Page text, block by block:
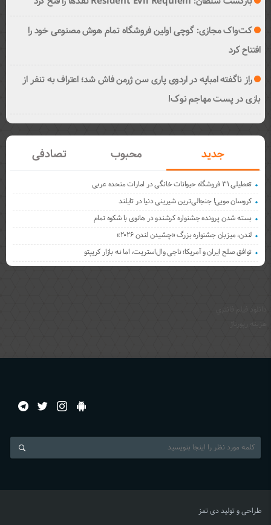
کت‌واک مجازی: گوچی اولین فروشگاه تمام هوش مصنوعی خود را
افتتاح کرد
راز ناگفته امباپه در اردوی پاری سن ژرمن فاش شد؛ اعتراف به تنفر از
بازی در پست مهاجم نوک!
جدید محبوب تصادفی
تعطیلی ۳۱ فروشگاه حیوانات خانگی در امارات متحده عربی
کروسان مویی! جنجالی‌ترین شیرینی دنیا در تایلند
بسته شدن پرونده جشنواره کرشندو در هانوی با شکوه تمام
لندن، میزبان جشنواره بزرگ «چشیدن لندن ۲۰۲۶»
توافق صلح ایران و آمریکا؛ ناجی وال‌استریت، اما نه بازار کریپتو
دانلود فيلم فانتزي
هزینه رپورتاژ
طراحی و تولیددی تمز